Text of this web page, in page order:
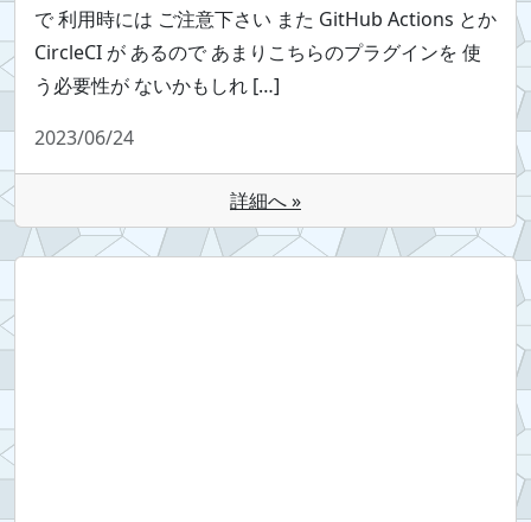
で 利用時には ご注意下さい また GitHub Actions とか
CircleCI が あるので あまりこちらのプラグインを 使
う必要性が ないかもしれ […]
2023/06/24
詳細へ »